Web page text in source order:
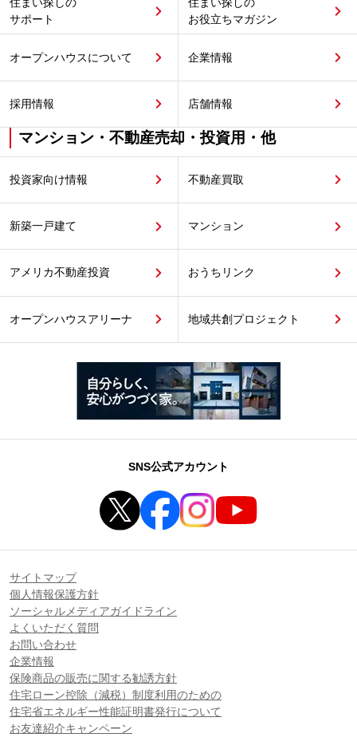
サポート
お役立ちマガジン
オープンハウスについて 企業情報
採用情報 店舗情報
マンション・不動産売却・投資用・他
投資家向け情報 不動産買取
新築一戸建て マンション
アメリカ不動産投資 おうちリンク
オープンハウスアリーナ 地域共創プロジェクト
SNS公式アカウント
サイトマップ
個人情報保護方針
ソーシャルメディアガイドライン
よくいただく質問
お問い合わせ
企業情報
保険商品の販売に関する勧誘方針
住宅ローン控除（減税）制度利用のための
住宅省エネルギー性能証明書発行について
お友達紹介キャンペーン